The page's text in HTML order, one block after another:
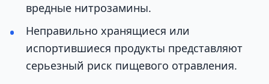
вредные нитрозамины.
Неправильно хранящиеся или
испортившиеся продукты представляют
серьезный риск пищевого отравления.